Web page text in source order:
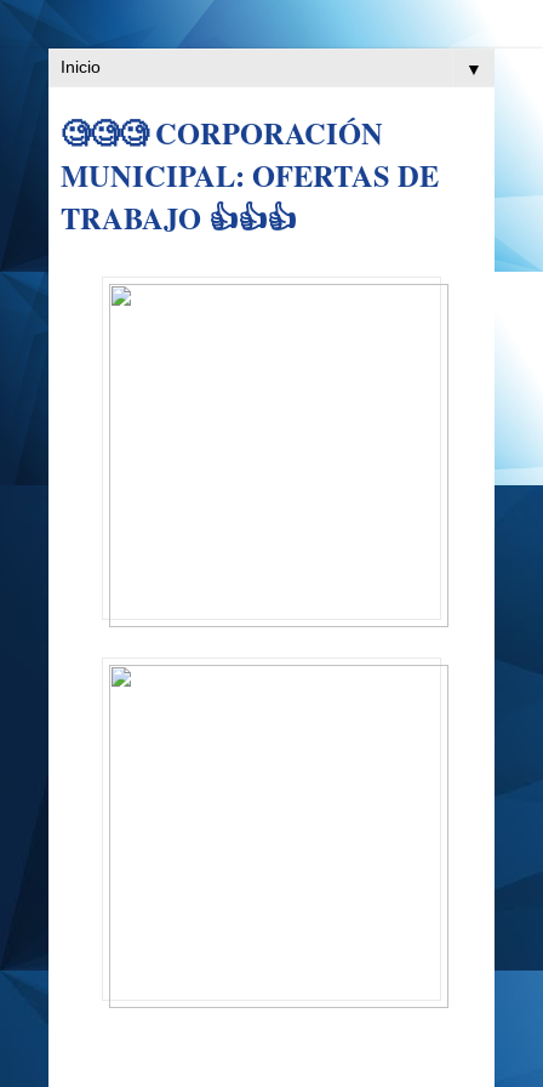
▼
🧐🧐🧐 CORPORACIÓN
MUNICIPAL: OFERTAS DE
TRABAJO 👍👍👍